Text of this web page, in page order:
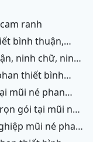
ranh
ranh
ninh thuận, cam
chữ, vĩnh hy,
ranh